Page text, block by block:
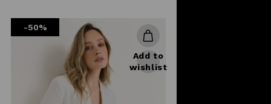
-50%
Add to
wishlist